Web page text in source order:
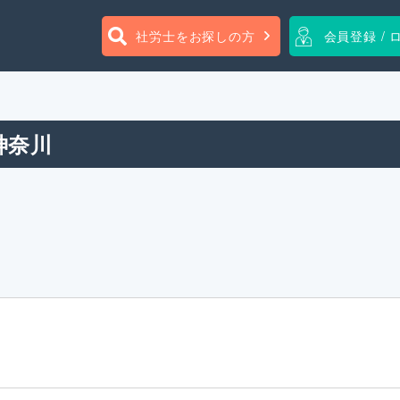
社労士をお探しの方 会員登録 /
川